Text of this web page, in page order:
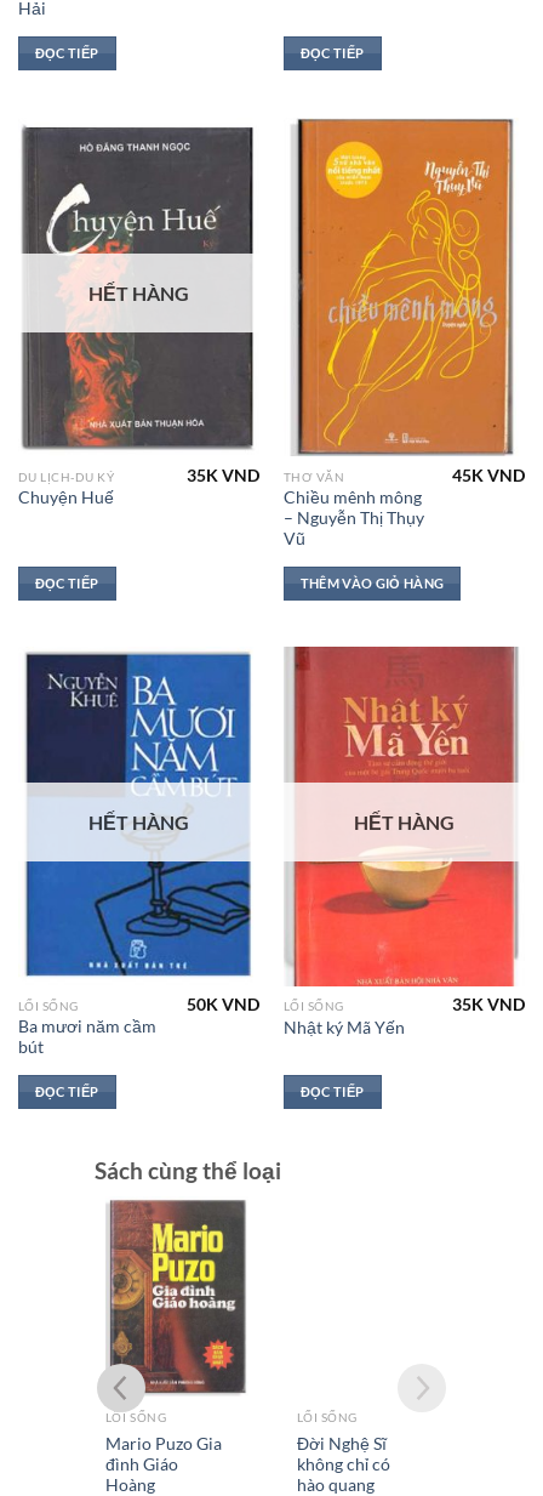
Hải
ĐỌC TIẾP ĐỌC TIẾP
HẾT HÀNG
DU LỊCH-DU KÝ
Chuyện Huế
35KVND
ĐỌC TIẾP
THƠ VĂN
Chiều mênh mông
– Nguyễn Thị Thụy
Vũ
45KVND
THÊM VÀO GIỎ HÀNG
HẾT HÀNG
LỐI SỐNG
Ba mươi năm cầm
bút
50KVND
ĐỌC TIẾP
HẾT HÀNG
LỐI SỐNG
Nhật ký Mã Yến
35KVND
ĐỌC TIẾP
Sách cùng thể loại
LỐI SỐNG
Mario Puzo Gia
đình Giáo
Hoàng
LỐI SỐNG
Đời Nghệ Sĩ
không chỉ có
hào quang